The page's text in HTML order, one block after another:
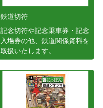
鉄道切符
記念切符や記念乗車券・記念
入場券の他、鉄道関係資料を
取扱いたします。